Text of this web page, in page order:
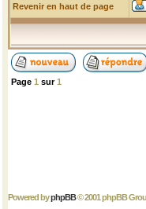
Revenir en haut de page
Page 1 sur1
Powered byphpBB© 2001 phpBB